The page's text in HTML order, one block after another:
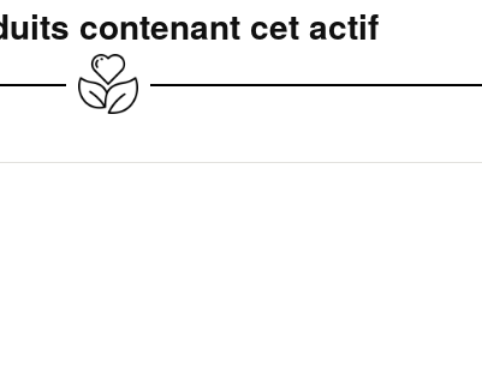
contenant cet actif